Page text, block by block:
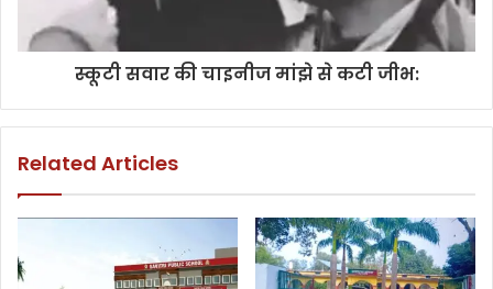
स्कूटी सवार की चाइनीज मांझे से कटी जीभ:
Related Articles